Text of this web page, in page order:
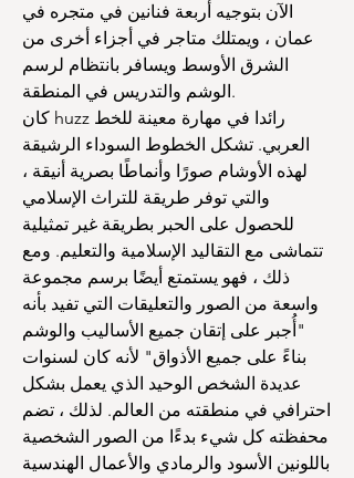
الآن بتوجيه أربعة فنانين في متجره في
عمان ، ويمتلك متاجر في أجزاء أخرى من
الشرق الأوسط ويسافر بانتظام لرسم
الوشم والتدريس في المنطقة.
كان huzz رائدا في مهارة معينة للخط
العربي. تشكل الخطوط السوداء الرشيقة
لهذه الأوشام صورًا وأنماطًا بصرية أنيقة ،
والتي توفر طريقة للتراث الإسلامي
للحصول على الحبر بطريقة غير تمثيلية
تتماشى مع التقاليد الإسلامية والتعليم. ومع
ذلك ، فهو يستمتع أيضًا برسم مجموعة
واسعة من الصور والتعليقات التي تفيد بأنه
"أُجبر على إتقان جميع الأساليب والوشم
بناءً على جميع الأذواق" لأنه كان لسنوات
عديدة الشخص الوحيد الذي يعمل بشكل
احترافي في منطقته من العالم. لذلك ، تضم
محفظته كل شيء بدءًا من الصور الشخصية
باللونين الأسود والرمادي والأعمال الهندسية